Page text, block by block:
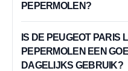
PEPERMOLEN?
IS DE PEUGEOT PARIS
PEPERMOLEN EEN
DAGELIJKS GEBRUIK?